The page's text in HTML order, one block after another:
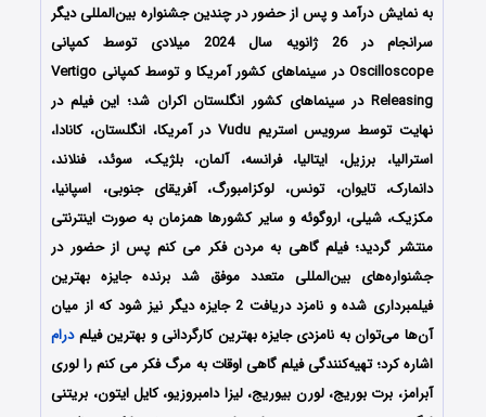
به نمایش درآمد و پس از حضور در چندین جشنواره بین‌المللی دیگر
سرانجام در 26 ژانویه سال 2024 میلادی توسط کمپانی‌
Oscilloscope در سینماهای کشور آمریکا و توسط کمپانی Vertigo
Releasing در سینماهای کشور انگلستان اکران شد؛ این فیلم در
نهایت توسط سرویس استریم Vudu در آمریکا، انگلستان، کانادا،
استرالیا، برزیل، ایتالیا، فرانسه، آلمان، بلژیک، سوئد، فنلاند،
دانمارک، تایوان، تونس، لوکزامبورگ، آفریقای جنوبی، اسپانیا،
مکزیک، شیلی، اروگوئه و سایر کشورها همزمان به صورت اینترنتی
منتشر گردید؛ فیلم گاهی به مردن فکر می کنم پس از حضور در
جشنواره‌‌های بین‌المللی متعدد موفق شد برنده جایزه بهترین
فیلمبرداری شده و نامزد دریافت 2 جایزه دیگر نیز شود که از میان
آن‌ها می‌توان به نامزدی جایزه بهترین کارگردانی و بهترین فیلمدرام
اشاره کرد؛ تهیه‌کنندگی فیلم گاهی اوقات به مرگ فکر می کنم را لوری
آبرامز، برت بوریج، لورن بیوریج، لیزا دامبروزیو، کایل ایتون، بریتنی